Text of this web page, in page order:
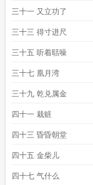
三十一 又立功了
三十三 得寸进尺
三十五 听着聒噪
三十七 凰月湾
三十九 乾兑属金
四十一 栽赃
四十三 昏昏朝堂
四十五 金柴儿
四十七 气什么